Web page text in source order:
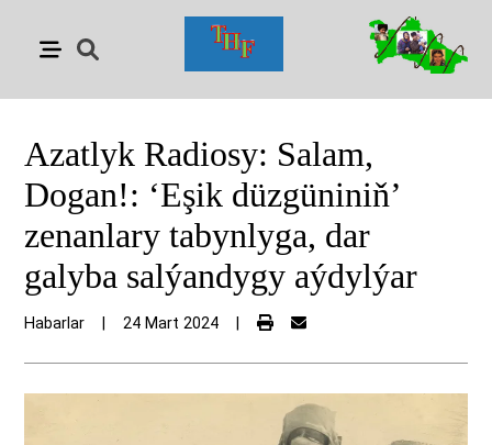
Azatlyk Radiosy: Salam,
Dogan!: ‘Eşik düzgüniniň’
zenanlary tabynlyga, dar
galyba salýandygy aýdylýar
Habarlar 24 Mart 2024